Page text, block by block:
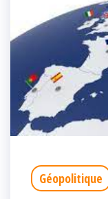
Géopolitique